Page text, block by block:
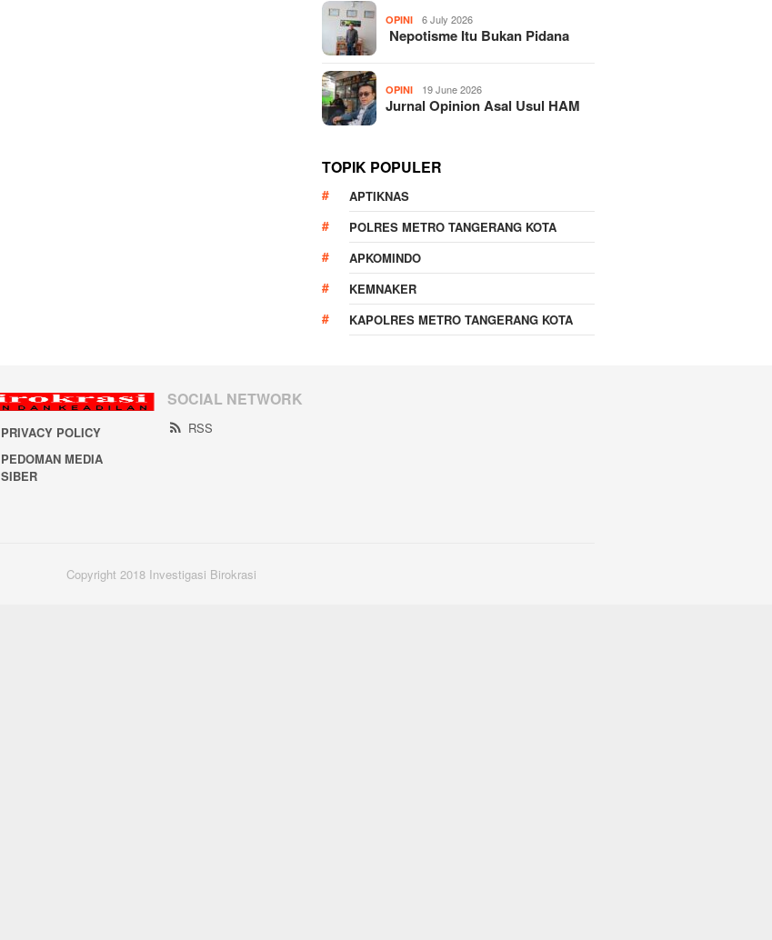
OPINI 6 July 2026
Nepotisme Itu Bukan Pidana
OPINI 19 June 2026
Jurnal Opinion Asal Usul HAM
TOPIK POPULER
APTIKNAS
POLRES METRO TANGERANG KOTA
APKOMINDO
KEMNAKER
KAPOLRES METRO TANGERANG KOTA
PRIVACY POLICY
PEDOMAN MEDIA
SIBER
SOCIAL NETWORK
RSS
Copyright 2018 Investigasi Birokrasi